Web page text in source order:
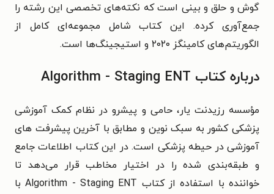
گوش و حلق و بینی است که نکته‌های تخصصی این رشته را
جمع‌آوری کرده. این کتاب شامل مجموعه‌ای کامل از
الگوریتم‌های کامینگز ۲۰۲۰ و استیجینگ‌ها است.
درباره کتاب Algorithm - Staging ENT
مؤسسه رزیدنت یار، حامی و پیشرو در نظام کمک آموزشی
پزشکی کشور به سبک نوین و مطابق با آخرین پیشرفت های
آموزشی در حیطه پزشکی است. در این کتاب اطلاعات جامع
و طبقه‌بندی شده را در اختیار مخاطب قرار می‌دهد تا
خواننده با استفاده از کتاب Algorithm - Staging ENT با